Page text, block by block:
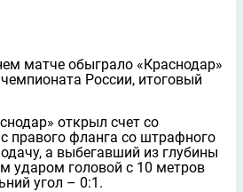
матче обыграло «Краснодар»
России, итоговый
открыл счет со
правого фланга со штрафного
а выбегавший из глубины
ударом головой с 10 метров
угол – 0:1.